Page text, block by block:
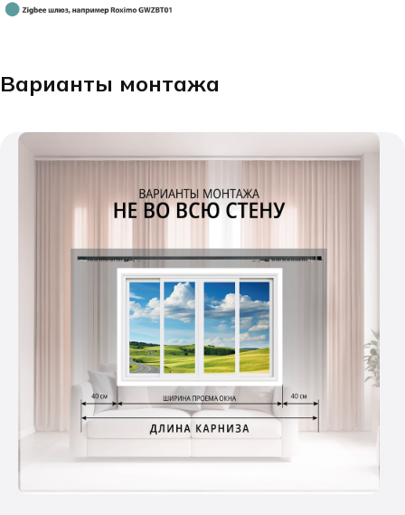
Варианты монтажа